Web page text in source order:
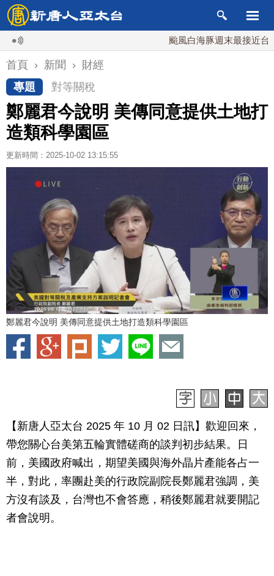
颱風白海豚週末最接近台灣 最
首頁 › 新聞 › 財經
專題
對等關稅
鄭麗君今說明 美傳同意提供土地打
造類科學園區
更新時間：2025-10-02 13:15:55
鄭麗君今說明 美傳同意提供土地打造類科學園區
【新唐人亞太台 2025 年 10 月 02 日訊】歡迎回來，
帶您關心台美第五輪實體磋商的談判初步結果。日
前，美國政府喊出，期望美國與海外晶片產能各占一
半，對此，率團赴美的行政院副院長鄭麗君強調，美
方沒有談及，台灣也不會答應，稍後鄭麗君就要開記
者會說明。